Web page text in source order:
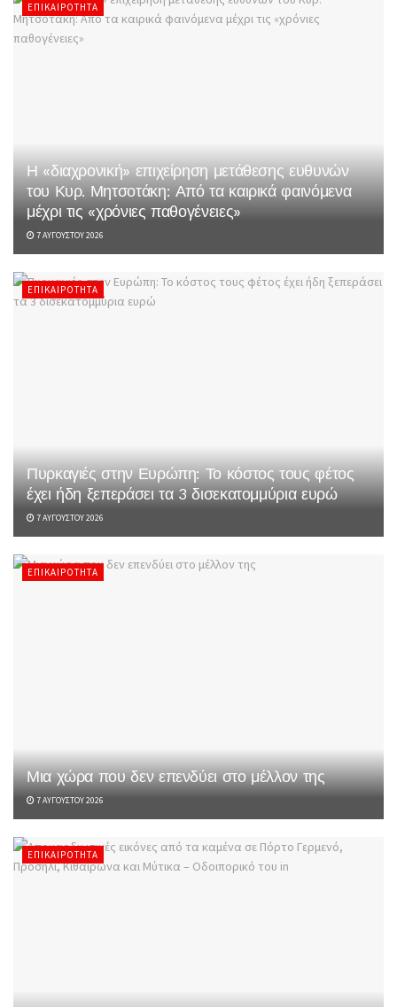
ΕΠΙΚΑΙΡΌΤΗΤΑ
Η «διαχρονική» επιχείρηση μετάθεσης ευθυνών
του Κυρ. Μητσοτάκη: Από τα καιρικά φαινόμενα
μέχρι τις «χρόνιες παθογένειες»
7 ΑΥΓΟΎΣΤΟΥ 2026
ΕΠΙΚΑΙΡΌΤΗΤΑ
Πυρκαγιές στην Ευρώπη: Το κόστος τους φέτος
έχει ήδη ξεπεράσει τα 3 δισεκατομμύρια ευρώ
7 ΑΥΓΟΎΣΤΟΥ 2026
ΕΠΙΚΑΙΡΌΤΗΤΑ
Μια χώρα που δεν επενδύει στο μέλλον της
7 ΑΥΓΟΎΣΤΟΥ 2026
ΕΠΙΚΑΙΡΌΤΗΤΑ